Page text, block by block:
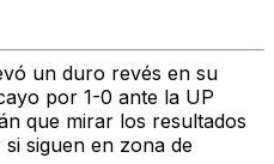
un duro revés en su
por 1-0 ante la UP
que mirar los resultados
siguen en zona de